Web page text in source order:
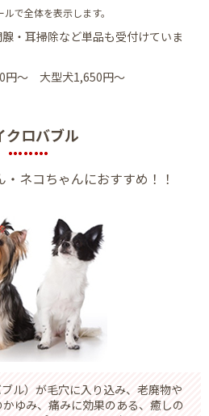
で全体を表示します。
・耳掃除など単品も受付けていま
円～ 大型犬1,650円～
クロバブル
ネコちゃんにおすすめ！！
ル）が毛穴に入り込み、老廃物や
ゆみ、痛みに効果のある、癒しの